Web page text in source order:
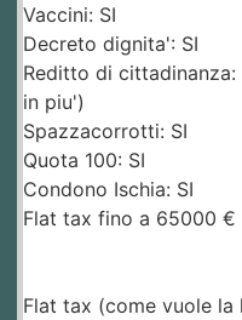
Vaccini: SI
Decreto dignita': SI
Reditto di
in piu')
Spazzacorrotti: SI
Quota 100: SI
Condono Ischia: SI
Flat tax fino a 65000 €
Flat tax (come vuole la